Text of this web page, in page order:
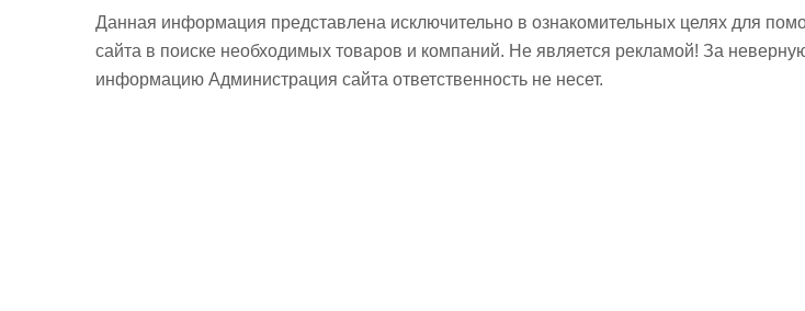
Данная информация представлена исключительно в ознакомительных целях для
сайта в поиске необходимых товаров и компаний. Не является рекламой! За
информацию Администрация сайта ответственность не несет.